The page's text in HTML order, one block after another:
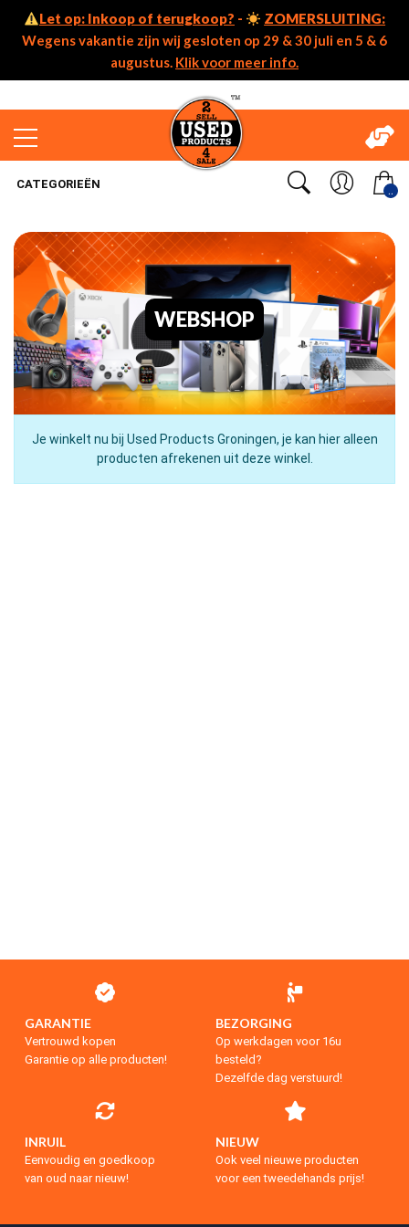
Let op: Inkoop of terugkoop? -
ZOMERSLUITING:
Wegens vakantie zijn wij gesloten op 29 & 30 juli en 5 & 6
augustus. Klik voor meer info.
..
CATEGORIEËN
WEBSHOP
Je winkelt nu bij Used Products Groningen, je kan hier alleen
producten afrekenen uit deze winkel.
GARANTIE
Vertrouwd kopen
Garantie op alle producten!
BEZORGING
Op werkdagen voor 16u
besteld?
Dezelfde dag verstuurd!
INRUIL
Eenvoudig en goedkoop
van oud naar nieuw!
NIEUW
Ook veel nieuwe producten
voor een tweedehands prijs!